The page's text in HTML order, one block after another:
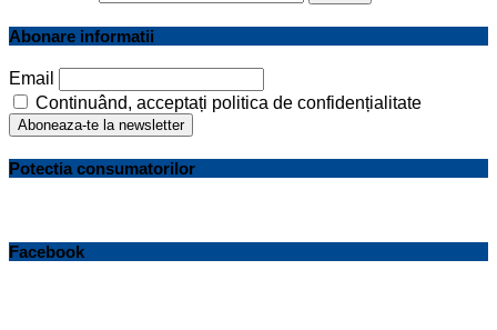
Abonare informatii
Email
Continuând, acceptați politica de confidențialitate
Potectia consumatorilor
Facebook